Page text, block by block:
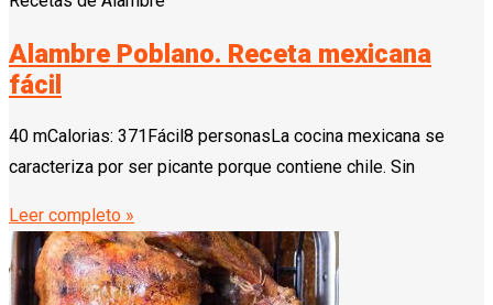
Alambre Poblano. Receta mexicana
fácil
40 mCalorias: 371Fácil8 personasLa cocina mexicana se
caracteriza por ser picante porque contiene chile. Sin
Leer completo »